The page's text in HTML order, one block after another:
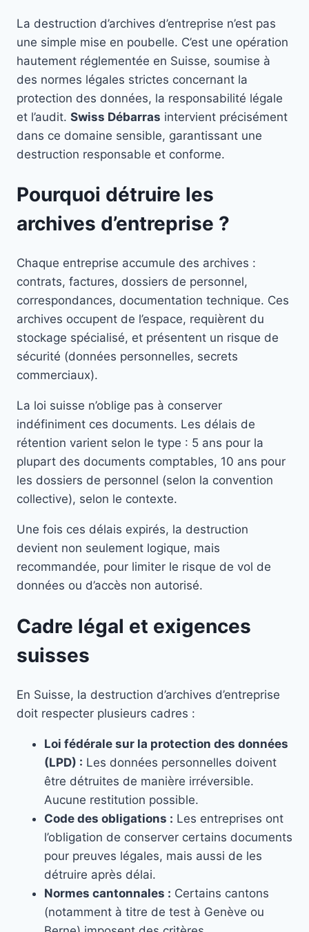
La destruction d’archives d’entreprise n’est pas
une simple mise en poubelle. C’est une opération
hautement réglementée en Suisse, soumise à
des normes légales strictes concernant la
protection des données, la responsabilité légale
et l’audit. Swiss Débarras intervient précisément
dans ce domaine sensible, garantissant une
destruction responsable et conforme.
Pourquoi détruire les
archives d’entreprise ?
Chaque entreprise accumule des archives :
contrats, factures, dossiers de personnel,
correspondances, documentation technique. Ces
archives occupent de l’espace, requièrent du
stockage spécialisé, et présentent un risque de
sécurité (données personnelles, secrets
commerciaux).
La loi suisse n’oblige pas à conserver
indéfiniment ces documents. Les délais de
rétention varient selon le type : 5 ans pour la
plupart des documents comptables, 10 ans pour
les dossiers de personnel (selon la convention
collective), selon le contexte.
Une fois ces délais expirés, la destruction
devient non seulement logique, mais
recommandée, pour limiter le risque de vol de
données ou d’accès non autorisé.
Cadre légal et exigences
suisses
En Suisse, la destruction d’archives d’entreprise
doit respecter plusieurs cadres :
Loi fédérale sur la protection des données
(LPD) : Les données personnelles doivent
être détruites de manière irréversible.
Aucune restitution possible.
Code des obligations : Les entreprises ont
l’obligation de conserver certains documents
pour preuves légales, mais aussi de les
détruire après délai.
Normes cantonnales : Certains cantons
(notamment à titre de test à Genève ou